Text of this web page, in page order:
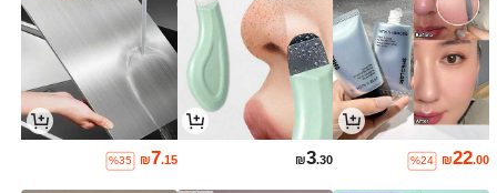
₪22.00
%24
₪3.30
₪7.15
%35